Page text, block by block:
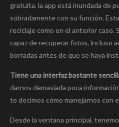
gratuita, la app está inundada de
sobradamente con su función.
reciclaje como en el anterior caso.
capaz de recuperar fotos, incluso
borradas antes de que se haya
Tiene una interfaz bastante
darnos demasiada poca
te decimos cómo manejarnos con
Desde la ventana principal,